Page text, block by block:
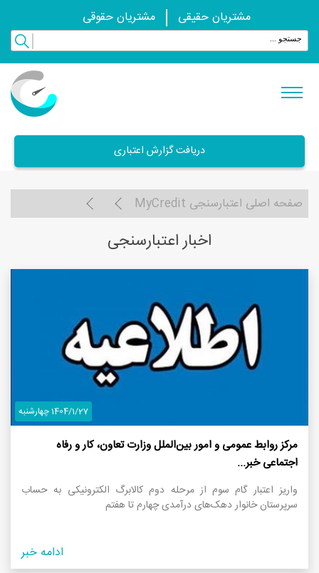
مشتریان حقیقی مشتریان حقوقی
دریافت گزارش اعتباری
صفحه اصلی اعتبارسنجی MyCredit
اخبار اعتبارسنجی
1404/1/27 چهارشنبه
مرکز روابط عمومی و امور بین‌الملل وزارت تعاون، کار و رفاه
اجتماعی خبر...
واریز اعتبار گام سوم از مرحله دوم کالابرگ الکترونیکی به حساب
سرپرستان خانوار‌ دهک‌های درآمدی چهارم تا هفتم
ادامه خبر